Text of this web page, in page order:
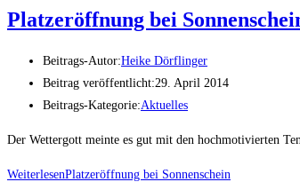
Platzeröffnung bei
Beitrags-Autor:Heike Dörflinger
Beitrag veröffentlicht:29. April 2014
Beitrags-Kategorie:Aktuelles
Der Wettergott meinte es gut mit den hochmotivierten
WeiterlesenPlatzeröffnung bei Sonnenschein